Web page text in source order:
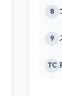
8
9
TC